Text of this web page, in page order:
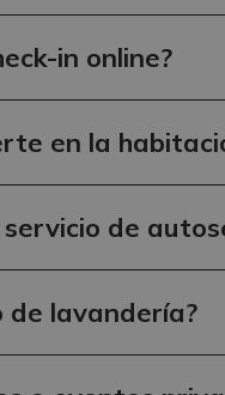
in online?
en la
de
de lavandería?